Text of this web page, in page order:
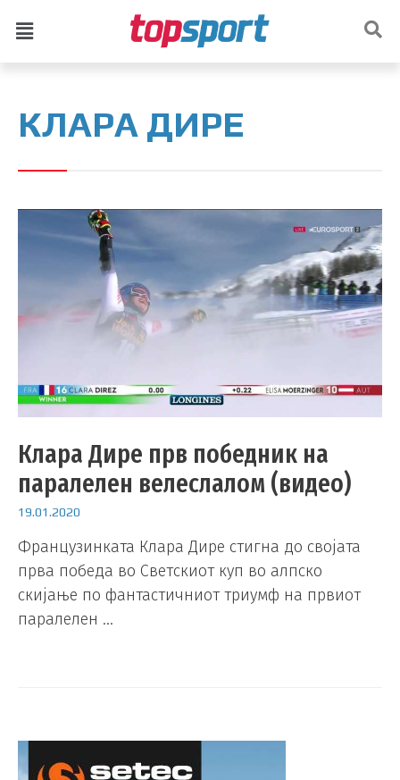
КЛАРА ДИРЕ
Клара Дире прв победник на
паралелен велеслалом (видео)
19.01.2020
Французинката Клара Дире стигна до својата
прва победа во Светскиот куп во алпско
скијање по фантастичниот триумф на првиот
паралелен …